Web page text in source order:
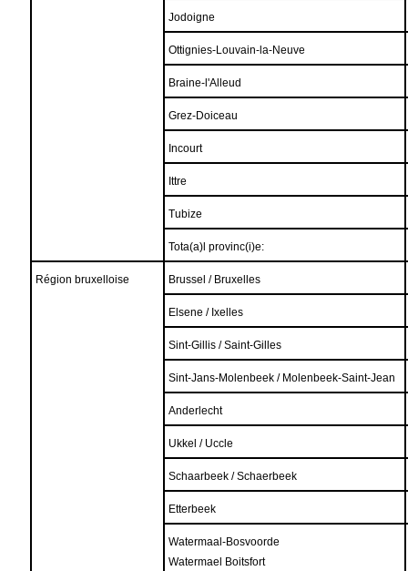
Jodoigne
Ottignies-Louvain-la-Neuve
Braine-l'Alleud
Grez-Doiceau
Incourt
Ittre
Tubize
Tota(a)l provinc(i)e:
Région bruxelloise Brussel / Bruxelles
Elsene / Ixelles
Sint-Gillis / Saint-Gilles
Sint-Jans-Molenbeek / Molenbeek-Saint-Jean
Anderlecht
Ukkel / Uccle
Schaarbeek / Schaerbeek
Etterbeek
Watermaal-Bosvoorde
Watermael Boitsfort